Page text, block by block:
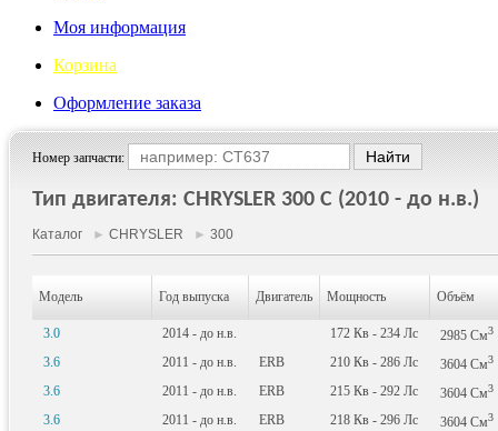
Моя информация
Корзина
Оформление заказа
Номер запчасти:
Тип двигателя: CHRYSLER 300 C (2010 - до н.в.)
Каталог ► CHRYSLER ► 300
Модель Год выпуска Двигатель Мощность Объём
3.0 2014 - до н.в. 172 Кв - 234 Лс 2985 См3
3.6 2011 - до н.в. ERB 210 Кв - 286 Лс 3604 См3
3.6 2011 - до н.в. ERB 215 Кв - 292 Лс 3604 См3
3.6 2011 - до н.в. ERB 218 Кв - 296 Лс 3604 См3